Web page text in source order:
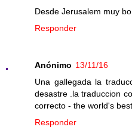
Desde Jerusalem muy
Responder
Anónimo 13/11/16
Una gallegada la
desastre .la traduccion
correcto - the world's
Responder